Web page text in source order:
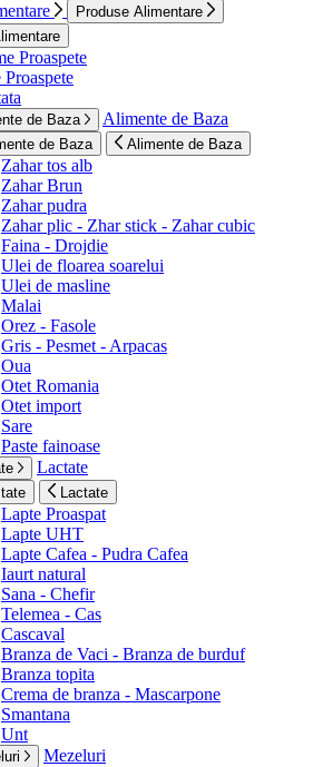
Produse Alimentare
Proaspete
Proaspete
de Baza Alimente de Baza
de Baza Alimente de Baza
Zahar tos alb
Zahar Brun
Zahar pudra
Zahar plic - Zhar stick - Zahar cubic
Faina - Drojdie
Ulei de floarea soarelui
Ulei de masline
Malai
Orez - Fasole
Gris - Pesmet - Arpacas
Oua
Otet Romania
Otet import
Sare
Paste fainoase
Lactate
Lactate
Lapte Proaspat
Lapte UHT
Lapte Cafea - Pudra Cafea
Iaurt natural
Sana - Chefir
Telemea - Cas
Cascaval
Branza de Vaci - Branza de burduf
Branza topita
Crema de branza - Mascarpone
Smantana
Unt
Mezeluri